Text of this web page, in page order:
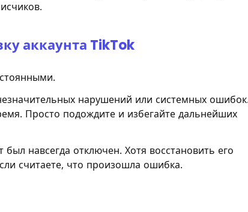
аккаунта TikTok
нарушений или системных
Просто подождите и избегайте дальнейших
навсегда отключен. Хотя восстановить его
считаете, что произошла ошибка.